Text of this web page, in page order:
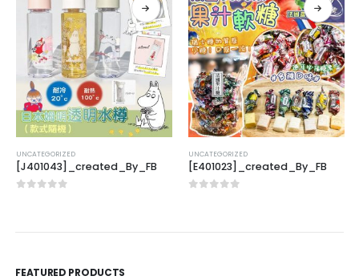
UNCATEGORIZED
[J401043]_created_By_FB
UNCATEGORIZED
[E401023]_created_By_FB
FEATURED PRODUCTS